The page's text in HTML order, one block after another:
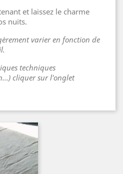
et laissez le charme
nuits.
varier en fonction de
techniques
cliquer sur l'onglet